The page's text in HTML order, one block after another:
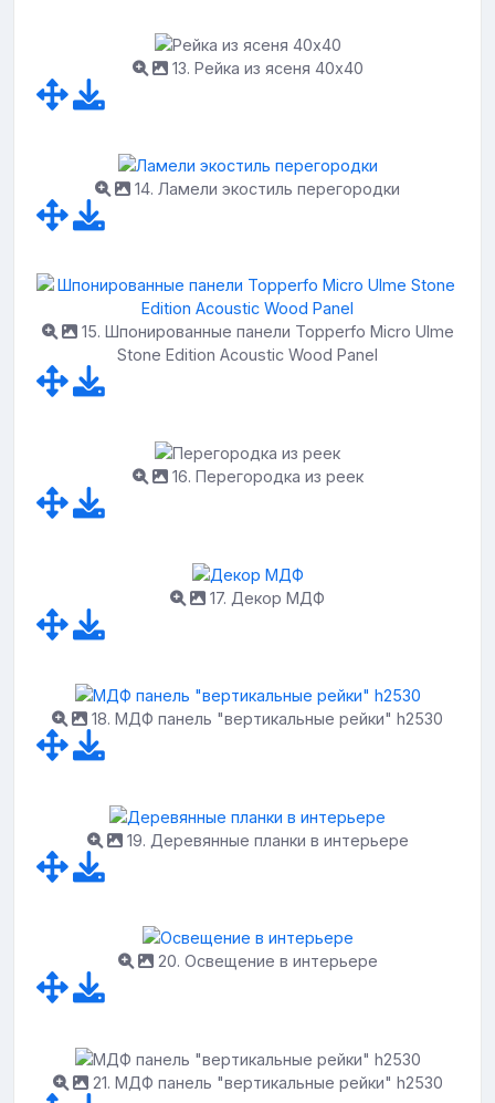
13. Рейка из ясеня 40х40
14. Ламели экостиль перегородки
15. Шпонированные панели Topperfo Micro Ulme
Stone Edition Acoustic Wood Panel
16. Перегородка из реек
17. Декор МДФ
18. МДФ панель "вертикальные рейки" h2530
19. Деревянные планки в интерьере
20. Освещение в интерьере
21. МДФ панель "вертикальные рейки" h2530